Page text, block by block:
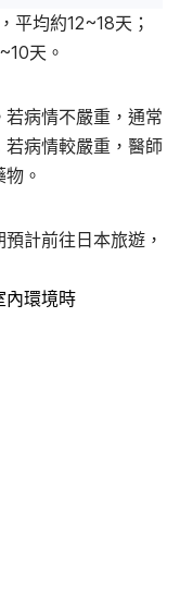
平均約12~18天；
天。
病情不嚴重，通常
病情較嚴重，醫師
。
計前往日本旅遊，
內環境時